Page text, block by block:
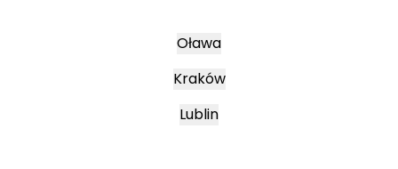
Oława
Kraków
Lublin